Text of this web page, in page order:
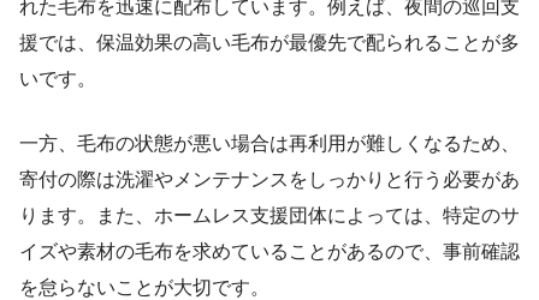
れた毛布を迅速に配布しています。例えば、夜間の巡回支
援では、保温効果の高い毛布が最優先で配られることが多
いです。
一方、毛布の状態が悪い場合は再利用が難しくなるため、
寄付の際は洗濯やメンテナンスをしっかりと行う必要があ
ります。また、ホームレス支援団体によっては、特定のサ
イズや素材の毛布を求めていることがあるので、事前確認
を怠らないことが大切です。